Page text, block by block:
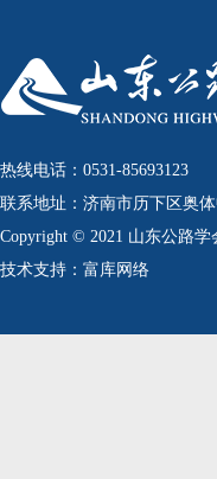
热线电话：0531-85693123
联系地址：济南市历下区奥
Copyright © 2021 山东公路学
技术支持：富库网络